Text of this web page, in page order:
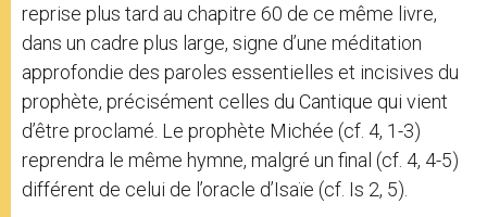
reprise plus tard au chapitre 60 de ce même livre,
dans un cadre plus large, signe d’une méditation
approfondie des paroles essentielles et incisives du
prophète, précisément celles du Cantique qui vient
d’être proclamé. Le prophète Michée (cf. 4, 1-3)
reprendra le même hymne, malgré un final (cf. 4, 4-5)
différent de celui de l’oracle d’Isaïe (cf. Is 2, 5).